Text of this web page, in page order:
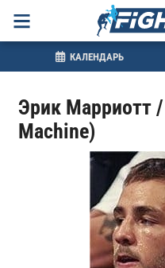
Эрик Марриотт
Machine)
КАЛЕНДАРЬ